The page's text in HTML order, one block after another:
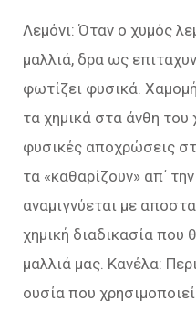
Λεμόνι: Όταν ο χυμός
μαλλιά, δρα ως
φωτίζει φυσικά.
τα χημικά στα άνθη
φυσικές αποχρώσεις
τα «καθαρίζουν» απ΄
αναμιγνύεται με
χημική διαδικασία που
μαλλιά μας. Κανέλα:
ουσία που